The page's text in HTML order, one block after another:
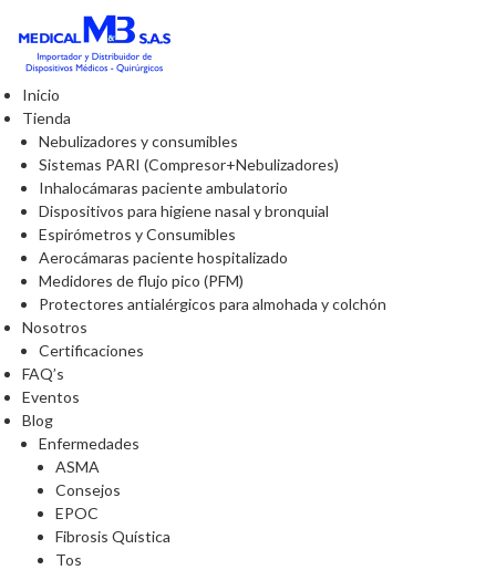
Inicio
Tienda
Nebulizadores y consumibles
Sistemas PARI (Compresor+Nebulizadores)
Inhalocámaras paciente ambulatorio
Dispositivos para higiene nasal y bronquial
Espirómetros y Consumibles
Aerocámaras paciente hospitalizado
Medidores de flujo pico (PFM)
Protectores antialérgicos para almohada y colchón
Nosotros
Certificaciones
FAQ’s
Eventos
Blog
Enfermedades
ASMA
Consejos
EPOC
Fibrosis Quística
Tos